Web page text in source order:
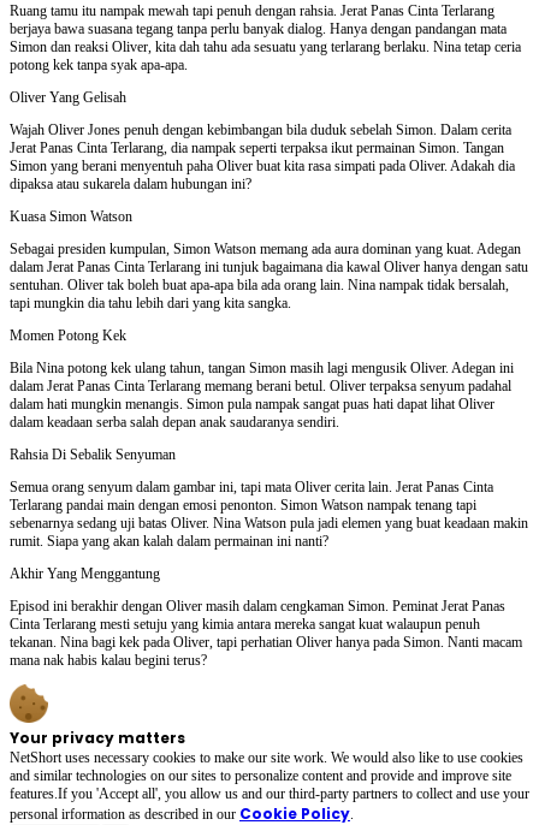
Ruang tamu itu nampak mewah tapi penuh dengan rahsia. Jerat Panas Cinta Terlarang
berjaya bawa suasana tegang tanpa perlu banyak dialog. Hanya dengan pandangan mata
Simon dan reaksi Oliver, kita dah tahu ada sesuatu yang terlarang berlaku. Nina tetap ceria
potong kek tanpa syak apa-apa.
Oliver Yang Gelisah
Wajah Oliver Jones penuh dengan kebimbangan bila duduk sebelah Simon. Dalam cerita
Jerat Panas Cinta Terlarang, dia nampak seperti terpaksa ikut permainan Simon. Tangan
Simon yang berani menyentuh paha Oliver buat kita rasa simpati pada Oliver. Adakah dia
dipaksa atau sukarela dalam hubungan ini?
Kuasa Simon Watson
Sebagai presiden kumpulan, Simon Watson memang ada aura dominan yang kuat. Adegan
dalam Jerat Panas Cinta Terlarang ini tunjuk bagaimana dia kawal Oliver hanya dengan satu
sentuhan. Oliver tak boleh buat apa-apa bila ada orang lain. Nina nampak tidak bersalah,
tapi mungkin dia tahu lebih dari yang kita sangka.
Momen Potong Kek
Bila Nina potong kek ulang tahun, tangan Simon masih lagi mengusik Oliver. Adegan ini
dalam Jerat Panas Cinta Terlarang memang berani betul. Oliver terpaksa senyum padahal
dalam hati mungkin menangis. Simon pula nampak sangat puas hati dapat lihat Oliver
dalam keadaan serba salah depan anak saudaranya sendiri.
Rahsia Di Sebalik Senyuman
Semua orang senyum dalam gambar ini, tapi mata Oliver cerita lain. Jerat Panas Cinta
Terlarang pandai main dengan emosi penonton. Simon Watson nampak tenang tapi
sebenarnya sedang uji batas Oliver. Nina Watson pula jadi elemen yang buat keadaan makin
rumit. Siapa yang akan kalah dalam permainan ini nanti?
Akhir Yang Menggantung
Episod ini berakhir dengan Oliver masih dalam cengkaman Simon. Peminat Jerat Panas
Cinta Terlarang mesti setuju yang kimia antara mereka sangat kuat walaupun penuh
tekanan. Nina bagi kek pada Oliver, tapi perhatian Oliver hanya pada Simon. Nanti macam
mana nak habis kalau begini terus?
Your privacy matters
NetShort uses necessary cookies to make our site work. We would also like to use cookies
and similar technologies on our sites to personalize content and provide and improve site
features.If you 'Accept all', you allow us and our third-party partners to collect and use your
personal irformation as described in our Cookie Policy.